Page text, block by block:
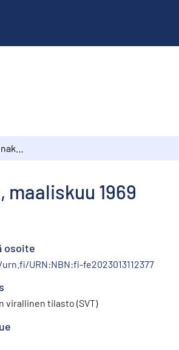
1969
osoite
URN:NBN:fi-fe2023013112377
virallinen tilasto (SVT)